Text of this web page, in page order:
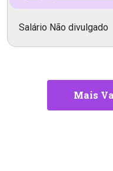
Salário Não divulgado
Mais